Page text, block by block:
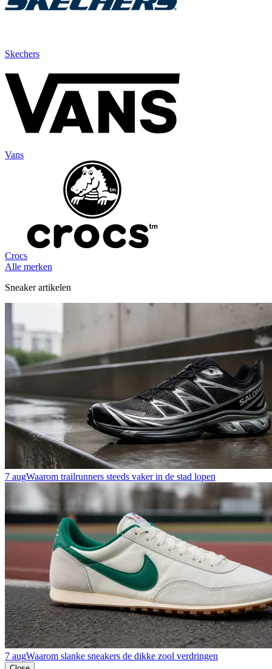
Skechers
Vans
Crocs
Alle merken
Sneaker artikelen
7 augWaarom trailrunners steeds vaker in de stad lopen
7 augWaarom slanke sneakers de dikke zool verdringen